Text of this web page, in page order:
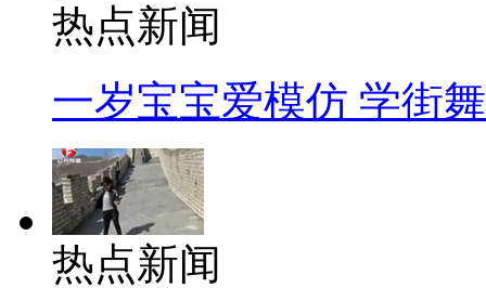
热点新闻
一岁宝宝爱模仿 学街
热点新闻